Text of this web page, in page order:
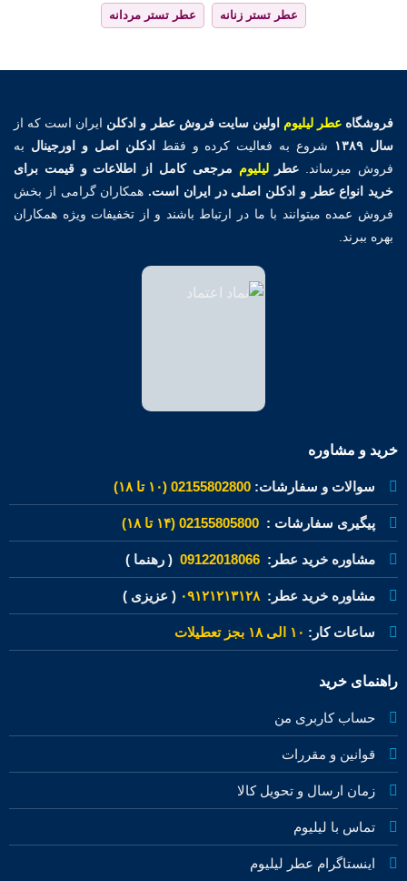
عطر تستر زنانه عطر تستر مردانه
فروشگاهعطر لیلیوم اولین سایت فروش عطر و ادکلن ایران است که از
سال ۱۳۸۹
شروع به فعالیت کرده و فقط ادکلن اصل و اورجینال به
فروش میرساند. عطرلیلیوم مرجعی کامل از اطلاعات و قیمت برای
خرید انواع عطر و ادکلن اصلی در ایران است. همکاران گرامی از بخش
فروش عمده میتوانند با ما در ارتباط باشند و از تخفیفات ویژه همکاران
بهره ببرند.
خرید و مشاوره
سوالات و سفارشات: 02155802800 (۱۰ تا ۱۸)
پیگیری سفارشات : 02155805800 (۱۴ تا ۱۸)
مشاوره خرید عطر: 09122018066 ( رهنما )
مشاوره خرید عطر:۰۹۱۲۱۲۱۳۱۲۸ ( عزیزی )
ساعات کار: ۱۰ الی ۱۸ بجز تعطیلات
راهنمای خرید
حساب کاربری من
قوانین و مقررات
زمان ارسال و تحویل کالا
تماس با لیلیوم
اینستاگرام عطر لیلیوم